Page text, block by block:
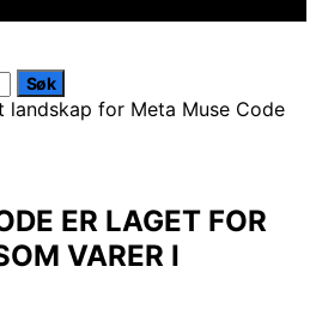
Søk
ER LAGET FOR
VARER I